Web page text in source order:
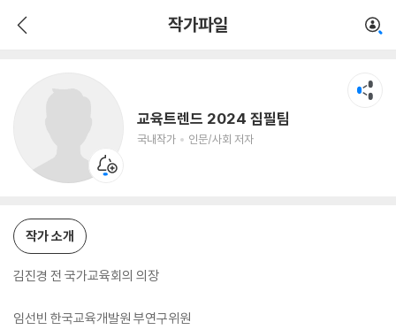
작가파일
교육트렌드 2024 집필팀
국내작가 인문/사회 저자
인문/사회 저자
작가 소개
김진경 전 국가교육회의 의장
임선빈 한국교육개발원 부연구위원